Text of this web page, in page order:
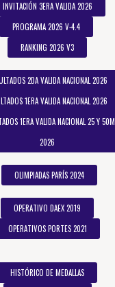
INVITACIÓN 3ERA VALIDA 2026
PROGRAMA 2026 V-4.4
RANKING 2026 V3
2DA VALIDA NACIONAL 2026
1ERA VALIDA NACIONAL 2026
1ERA VALIDA NACIONAL 25 Y 50M
2026
OLIMPIADAS PARÍS 2024
OPERATIVO DAEX 2019
OPERATIVOS PORTES 2021
HISTÓRICO DE MEDALLAS